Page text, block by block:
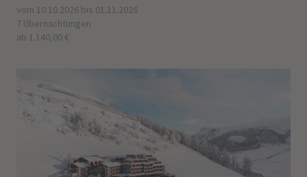
vom 10.10.2026 bis 01.11.2026
7 Übernachtungen
ab 1.140,00 €